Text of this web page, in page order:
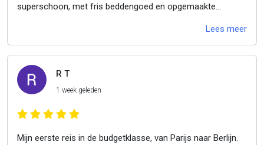
superschoon, met fris beddengoed en opgemaakte
andere passagiers, voornamelijk gezinnen, die zorgden
voor een rustige en ontspannen reis. Mijn 9-jarige vond het
fantastisch en heeft heerlijk geslapen.
Aankomen op station Praag en vervolgens in slechts 15
minuten naar ons hotel lopen (waar de kamer al
klaarstond) maakte het helemaal de moeite waard.
Ik hoop dat European Sleeper zich verder blijft ontwikkelen.
Lees meer
R T
1 week geleden
Mijn eerste reis in de budgetklasse, van Parijs naar Berlijn.